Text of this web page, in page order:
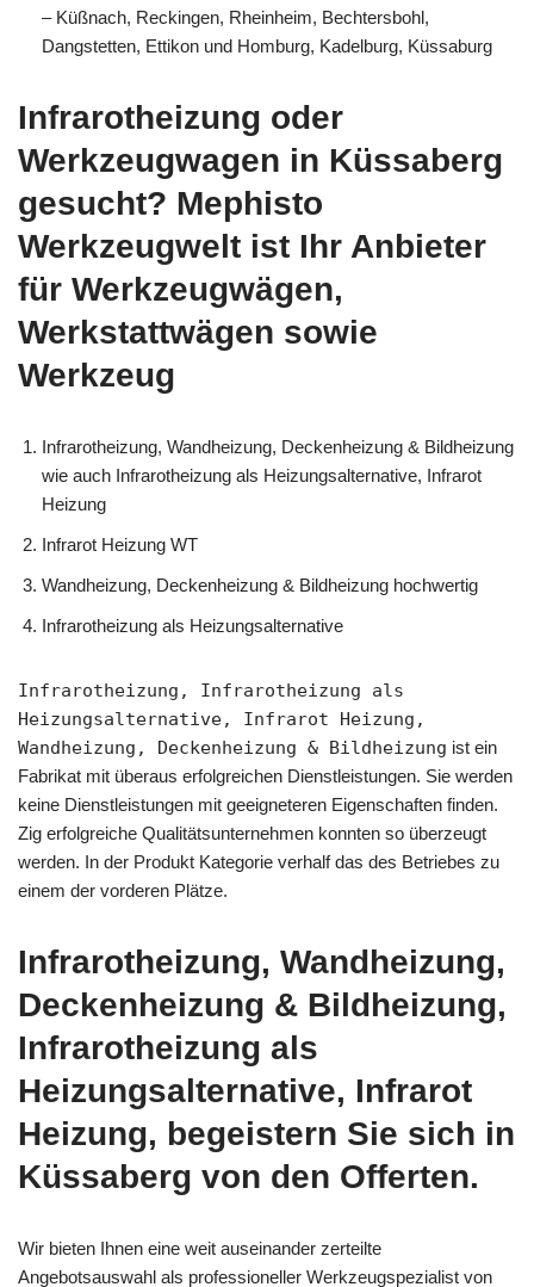
– Küßnach, Reckingen, Rheinheim, Bechtersbohl,
Dangstetten, Ettikon und Homburg, Kadelburg, Küssaburg
Infrarotheizung oder
Werkzeugwagen in Küssaberg
gesucht? Mephisto
Werkzeugwelt ist Ihr Anbieter
für Werkzeugwägen,
Werkstattwägen sowie
Werkzeug
Infrarotheizung, Wandheizung, Deckenheizung & Bildheizung
wie auch Infrarotheizung als Heizungsalternative, Infrarot
Heizung
Infrarot Heizung WT
Wandheizung, Deckenheizung & Bildheizung hochwertig
Infrarotheizung als Heizungsalternative
Infrarotheizung, Infrarotheizung als
Heizungsalternative, Infrarot Heizung,
Wandheizung, Deckenheizung & Bildheizung ist ein
Fabrikat mit überaus erfolgreichen Dienstleistungen. Sie werden
keine Dienstleistungen mit geeigneteren Eigenschaften finden.
Zig erfolgreiche Qualitätsunternehmen konnten so überzeugt
werden. In der Produkt Kategorie verhalf das des Betriebes zu
einem der vorderen Plätze.
Infrarotheizung, Wandheizung,
Deckenheizung & Bildheizung,
Infrarotheizung als
Heizungsalternative, Infrarot
Heizung, begeistern Sie sich in
Küssaberg von den Offerten.
Wir bieten Ihnen eine weit auseinander zerteilte
Angebotsauswahl als professioneller Werkzeugspezialist von